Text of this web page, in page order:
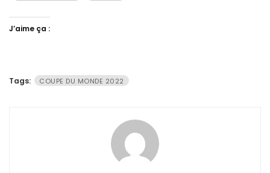
J’aime ça :
Tags: COUPE DU MONDE 2022